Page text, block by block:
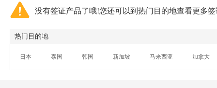
没有签证产品了哦!您还可以到热门目的地查看更多
热门目的地
日本 泰国 韩国 新加坡 马来西亚 加拿大